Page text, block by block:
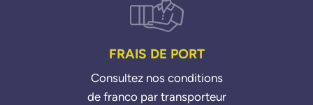
FRAIS DE PORT
Consultez nos conditions
de franco par transporteur